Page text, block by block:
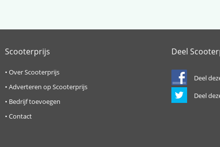
Scooterprijs
• Over Scooterprijs
• Adverteren op Scooterprijs
• Bedrijf toevoegen
• Contact
Deel
Deel
Deel